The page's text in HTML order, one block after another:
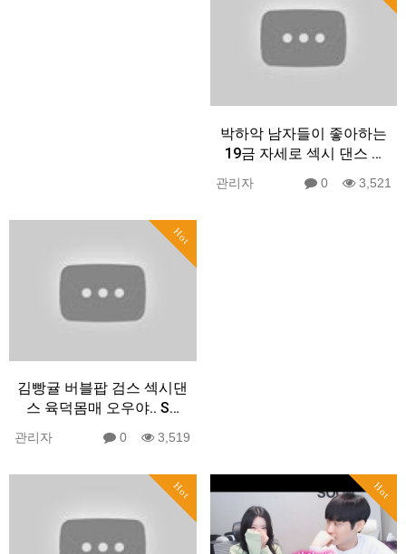
박하악 남자들이 좋아하는
19금 자세로 섹시 댄스 …
관리자 0 3,521
Hot
김빵귤 버블팝 검스 섹시댄
스 육덕몸매 오우야.. S…
관리자 0 3,519
Hot Hot